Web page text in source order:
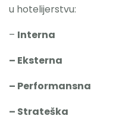
u hotelijerstvu:
– Interna
– Eksterna
– Performansna
– Strateška